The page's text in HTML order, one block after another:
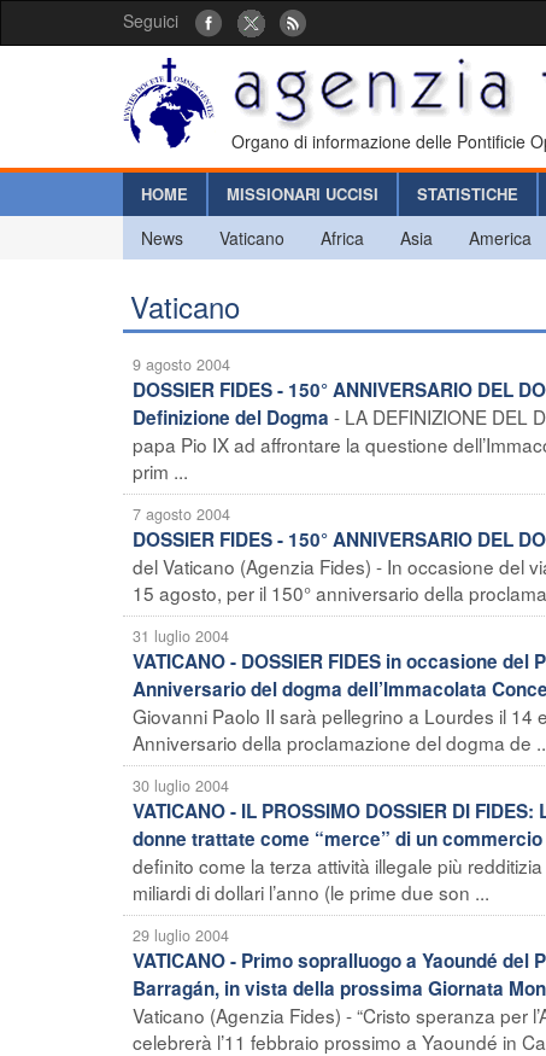
Seguici
Organo di informazione delle Pontificie
HOME MISSIONARI UCCISI STATISTICHE
News Vaticano Africa Asia America
Vaticano
9 agosto 2004
DOSSIER FIDES - 150° ANNIVERSARIO DEL
Definizione del Dogma - LA DEFINIZIONE DEL
papa Pio IX ad affrontare la questione
prim ...
7 agosto 2004
DOSSIER FIDES - 150° ANNIVERSARIO DEL
del Vaticano (Agenzia Fides) - In occasione del
15 agosto, per il 150° anniversario della
31 luglio 2004
VATICANO - DOSSIER FIDES in occasione
Anniversario del dogma dell’Immacolata
Giovanni Paolo II sarà pellegrino a Lourdes il
Anniversario della proclamazione del dogma de
30 luglio 2004
VATICANO - IL PROSSIMO DOSSIER DI
donne trattate come “merce” di un
definito come la terza attività illegale più
miliardi di dollari l’anno (le prime due son ...
29 luglio 2004
VATICANO - Primo sopralluogo a Yaoundé
Barragán, in vista della prossima Giornata
Vaticano (Agenzia Fides) - “Cristo speranza per
celebrerà l’11 febbraio prossimo a Yaoundé in